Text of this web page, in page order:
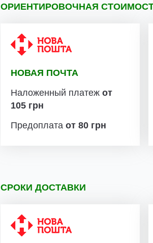
ОРИЕНТИРОВОЧНАЯ
НОВАЯ ПОЧТА
Наложенный платеж от
105 грн
Предоплата от 80 грн
СРОКИ ДОСТАВКИ